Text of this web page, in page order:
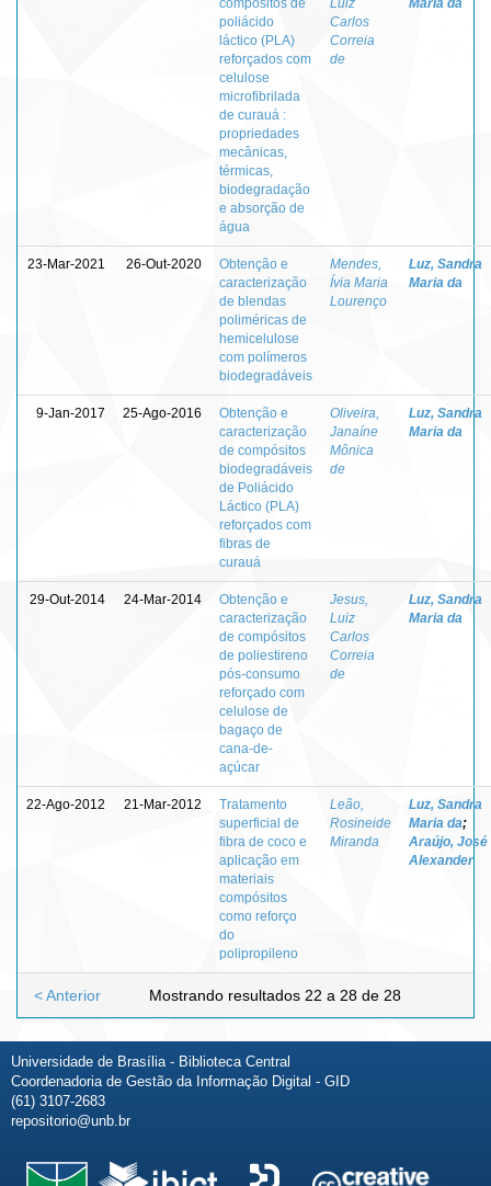
poliácido
láctico (PLA)
reforçados com
celulose
microfibrilada
de curauá :
propriedades
mecânicas,
térmicas,
biodegradação
e absorção de
água
Carlos
Correia
de
23-Mar-2021 26-Out-2020
Obtenção e
caracterização
de blendas
poliméricas de
hemicelulose
com polímeros
biodegradáveis
Mendes,
Ívia Maria
Lourenço
Luz, Sandra
Maria da
9-Jan-2017 25-Ago-2016
Obtenção e
caracterização
de compósitos
biodegradáveis
de Poliácido
Láctico (PLA)
reforçados com
fibras de
curauá
Oliveira,
Janaíne
Mônica
de
Luz, Sandra
Maria da
29-Out-2014 24-Mar-2014
Obtenção e
caracterização
de compósitos
de poliestireno
pós-consumo
reforçado com
celulose de
bagaço de
cana-de-
açúcar
Jesus,
Luiz
Carlos
Correia
de
Luz, Sandra
Maria da
22-Ago-2012 21-Mar-2012
Tratamento
superficial de
fibra de coco e
aplicação em
materiais
compósitos
como reforço
do
polipropileno
Leão,
Rosineide
Miranda
Luz, Sandra
Maria da;
Araújo, José
Alexander
Mostrando resultados 22 a 28 de 28
< Anterior
Universidade de Brasília - Biblioteca Central
Coordenadoria de Gestão da Informação Digital - GID
(61) 3107-2683
repositorio@unb.br